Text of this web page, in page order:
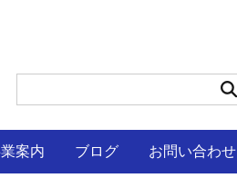
案内 ブログ お問い合わせ